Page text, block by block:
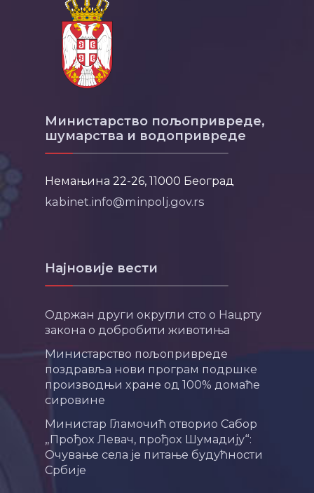
Министарство пољопривреде,
шумарства и водопривреде
Немањина 22-26, 11000 Београд
kabinet.info@minpolj.gov.rs
Најновије вести
Одржан други округли сто о Нацрту
закона о добробити животиња
Министарство пољопривреде
поздравља нови програм подршке
производњи хране од 100% домаће
сировине
Министар Гламочић отворио Сабор
„Прођох Левач, прођох Шумадију“:
Очување села је питање будућности
Србије